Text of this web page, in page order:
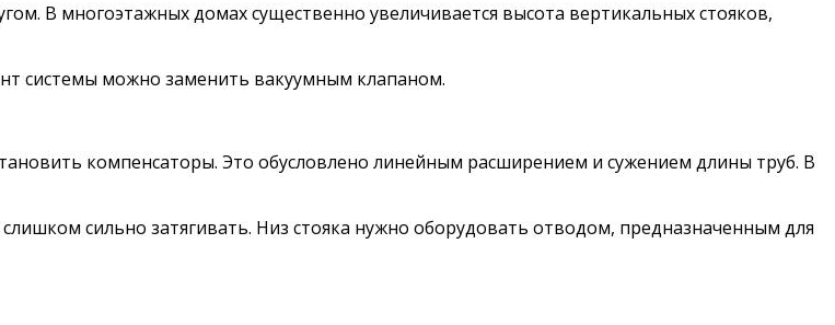
В многоэтажных домах существенно увеличивается высота вертикальных стояков,
системы можно заменить вакуумным клапаном.
компенсаторы. Это обусловлено линейным расширением и сужением длины труб. В
сильно затягивать. Низ стояка нужно оборудовать отводом, предназначенным для